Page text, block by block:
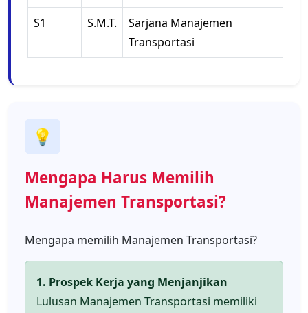
S1 S.M.T.
Sarjana Manajemen
Transportasi
💡
Mengapa Harus Memilih
Manajemen Transportasi?
Mengapa memilih Manajemen Transportasi?
1. Prospek Kerja yang Menjanjikan
Lulusan Manajemen Transportasi memiliki